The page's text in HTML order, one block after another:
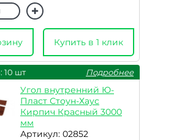
Купить в 1 клик
10 шт Подробнее
Угол внутренний Ю-
Пласт Стоун-Хаус
Кирпич Красный 3000
мм
Артикул: 02852